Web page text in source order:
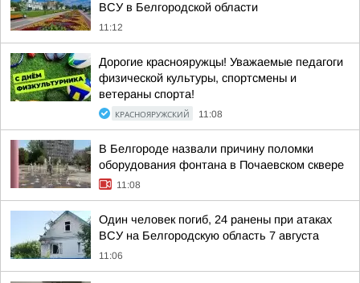
ВСУ в Белгородской области
11:12
Дорогие краснояружцы! Уважаемые педагоги
физической культуры, спортсмены и
ветераны спорта!
КРАСНОЯРУЖСКИЙ 11:08
В Белгороде назвали причину поломки
оборудования фонтана в Почаевском сквере
11:08
Один человек погиб, 24 ранены при атаках
ВСУ на Белгородскую область 7 августа
11:06